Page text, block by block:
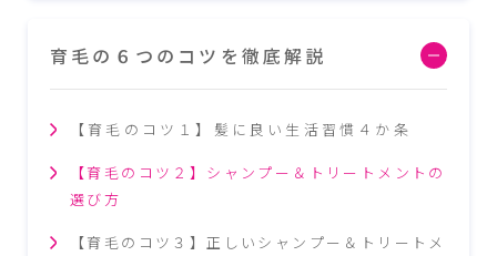
育毛の６つのコツを徹底解説
【育毛のコツ１】髪に良い生活習慣４か条
【育毛のコツ２】シャンプー＆トリートメントの
選び方
【育毛のコツ３】正しいシャンプー＆トリートメ